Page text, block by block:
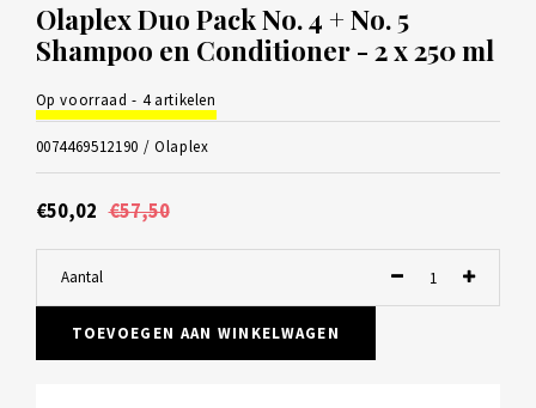
Olaplex Duo Pack No. 4 + No. 5
Shampoo en Conditioner - 2 x 250 ml
Op voorraad - 4 artikelen
0074469512190 / Olaplex
€50,02 €57,50
Aantal
TOEVOEGEN AAN WINKELWAGEN